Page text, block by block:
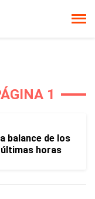
1
balance de los
horas